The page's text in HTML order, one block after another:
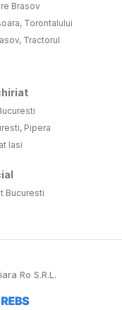
Brasov
Torontalului
Tractorul
Pipera
Iasi
Bucuresti
Ro S.R.L.